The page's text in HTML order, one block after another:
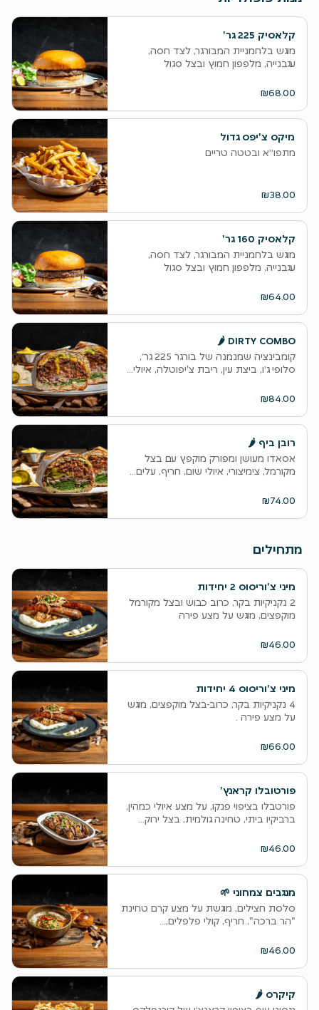
קלאסיק 225 גר'
מוגש בלחמניית המבורגר, לצד חסה,
עגבנייה, מלפפון חמוץ ובצל סגול
₪68.00
מיקס צ'יפס גדול
מתפו״א ובטטה טריים
₪38.00
קלאסיק 160 גר'
מוגש בלחמניית המבורגר, לצד חסה,
עגבנייה, מלפפון חמוץ ובצל סגול
₪64.00
DIRTY COMBO 🌶
קומבינציה שמנמנה של בורגר 225 גר׳,
סלופי ג׳ו, ביצת עין, ריבת צ'יפוטלה, איולי...
₪84.00
רובן ביף 🌶
אסאדו מעושן ומפורק מוקפץ עם בצל
מקורמל, צימיצורי, איולי שום, חריף, עלים...
₪74.00
מתחילים
מיני צ'וריסוס 2 יחידות
2 נקניקיות בקר, כרוב כבוש ובצל מקורמל
מוקפצים, מוגש על מצע פירה
₪46.00
מיני צ'וריסוס 4 יחידות
4 נקניקיות בקר, כרוב-בצל מוקפצים, מוגש
על מצע פירה .
₪66.00
פורטובלו קראנץ'
פורטבלו בציפוי פנקו, על מצע איולי כמהין,
ברביקיו ביתי, טחינה גולמית, בצל ירוק...
₪46.00
מנגבים צמחוני 🌱
סלסת חצילים, מוגשת על מצע קרם טחינת
"הר ברכה", חריף, קולי פלפלים,...
₪46.00
קיקרס 🌶